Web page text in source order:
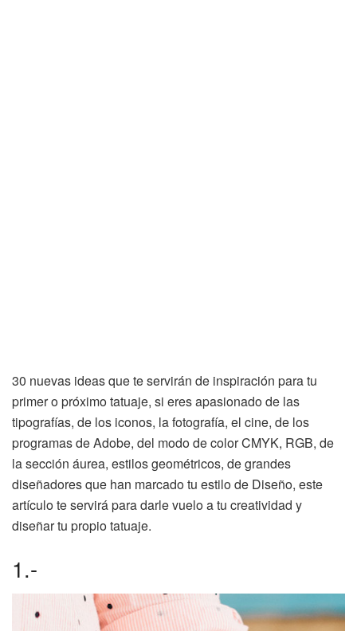
30 nuevas ideas que te servirán de inspiración para tu
primer o próximo tatuaje, si eres apasionado de las
tipografías, de los iconos, la fotografía, el cine, de los
programas de Adobe, del modo de color CMYK, RGB, de
la sección áurea, estilos geométricos, de grandes
diseñadores que han marcado tu estilo de Diseño, este
artículo te servirá para darle vuelo a tu creatividad y
diseñar tu propio tatuaje.
1.-